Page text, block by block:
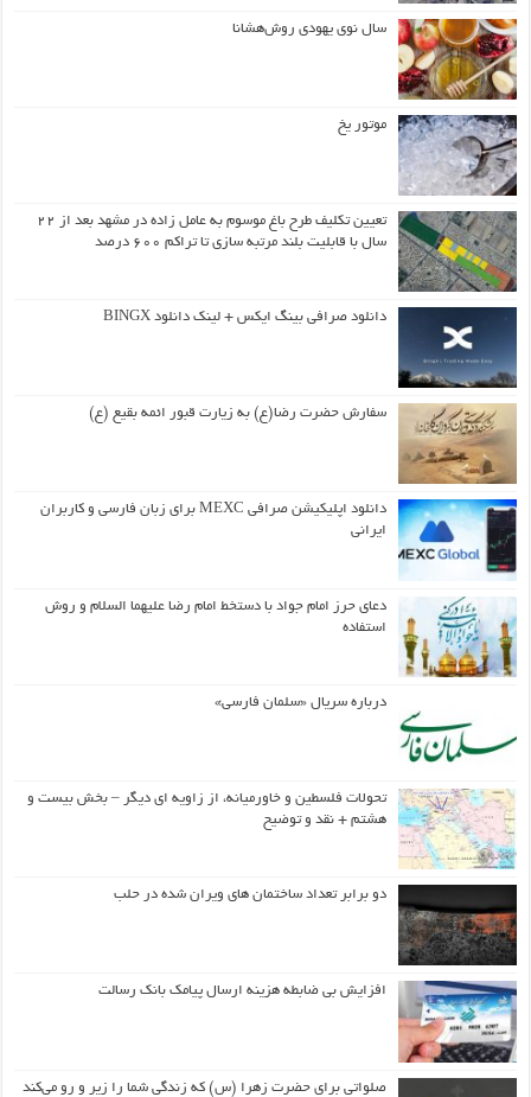
سال نوی یهودی روش‌هشانا
موتور یخ
تعیین تکلیف طرح باغ موسوم به عامل زاده در مشهد بعد از ۲۲
سال با قابلیت بلند مرتبه سازی تا تراکم ۶۰۰ درصد
دانلود صرافی بینگ ایکس + لینک دانلود BINGX
سفارش حضرت رضا(ع) به زیارت قبور ائمه بقیع (ع)
دانلود اپلیکیشن صرافی MEXC برای زبان فارسی و کاربران
ایرانی
دعای حرز امام جواد با دستخط امام رضا علیهما السلام و روش
استفاده
درباره سریال «سلمان فارسی»
تحولات فلسطین و خاورمیانه، از زاویه ای دیگر – بخش بیست و
هشتم + نقد و توضیح
دو برابر تعداد ساختمان های ویران شده در حلب
افزایش بی ضابطه هزینه ارسال پیامک بانک رسالت
صلواتی برای حضرت زهرا (س) که زندگی شما را زیر و رو می‌کند